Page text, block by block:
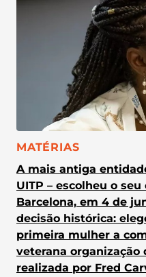
CATEGORIA:
MATÉRIAS
A mais antiga
UITP – escolheu o
Barcelona, em 4 de
decisão histórica:
primeira mulher a
veterana organização
realizada por Fred